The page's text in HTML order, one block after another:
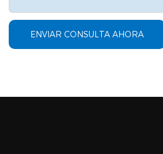
ENVIAR CONSULTA AHORA